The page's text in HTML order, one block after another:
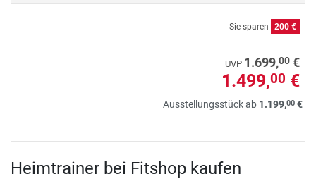
Sie sparen 200 €
UVP 1.699,00 €
1.499,00 €
Ausstellungsstück ab 1.199,00 €
Heimtrainer bei Fitshop kaufen